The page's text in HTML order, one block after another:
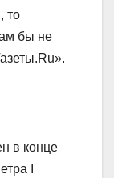
то
бы не
в конце
I